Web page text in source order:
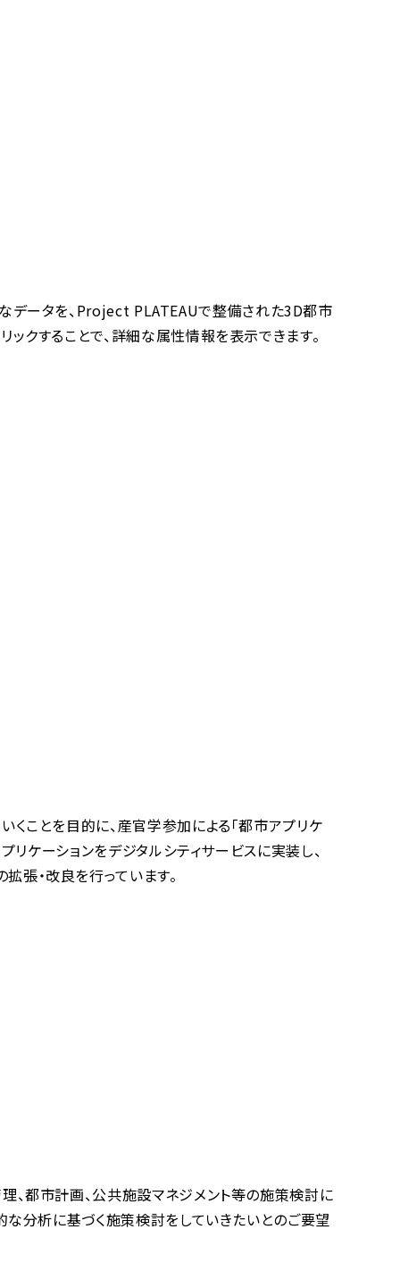
データを、Project PLATEAUで整備された3D都市
クすることで、詳細な属性情報を表示できます。
ことを目的に、産官学参加による「都市アプリケ
ケーションをデジタルシティサービスに実装し、
・改良を行っています。
、都市計画、公共施設マネジメント等の施策検討に
な分析に基づく施策検討をしていきたいとのご要望